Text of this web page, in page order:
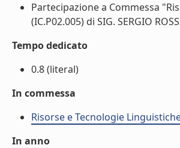
Partecipazione a Commessa
(IC.P02.005) di SIG. SERGIO
Tempo dedicato
0.8 (literal)
In commessa
Risorse e Tecnologie
In anno